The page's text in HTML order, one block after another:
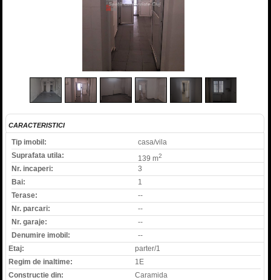
CARACTERISTICI
Tip imobil:
casa/vila
Suprafata utila:
139 m2
Nr. incaperi:
3
Bai:
1
Terase:
--
Nr. parcari:
--
Nr. garaje:
--
Denumire imobil:
--
Etaj:
parter/1
Regim de inaltime:
1E
Constructie din:
Caramida